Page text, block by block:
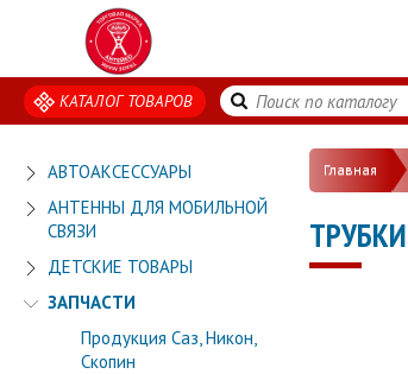
КАТАЛОГ ТОВАРОВ
АВТОАКСЕССУАРЫ
АНТЕННЫ ДЛЯ МОБИЛЬНОЙ
СВЯЗИ
ДЕТСКИЕ ТОВАРЫ
ЗАПЧАСТИ
Продукция Саз, Никон,
Скопин
Главная